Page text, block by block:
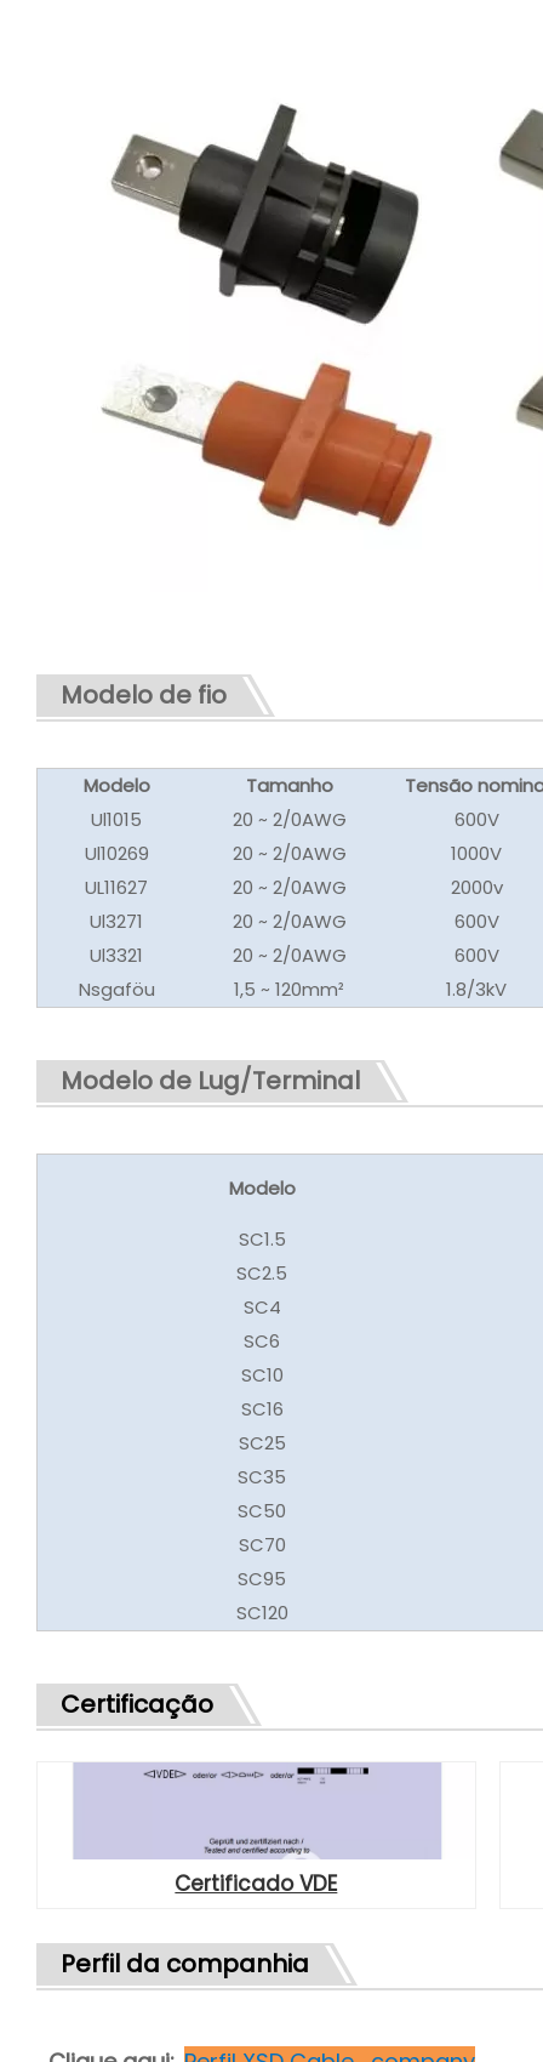
Modelo de fio
Modelo Tamanho
Tensão
Ul1015
20 ~ 2/0AWG
600V
Ul10269
20 ~ 2/0AWG
1000V
UL11627
20 ~ 2/0AWG
2000v
Ul3271
20 ~ 2/0AWG
600V
Ul3321
20 ~ 2/0AWG
600V
Nsgaföu
1,5 ~ 120mm² 1.8/3kV
Modelo de Lug/Terminal
Modelo
SC1.5
SC2.5
SC4
SC6
SC10
SC16
SC25
SC35
SC50
SC70
SC95
SC120
Certificação
Certificado VDE
Perfil da companhia